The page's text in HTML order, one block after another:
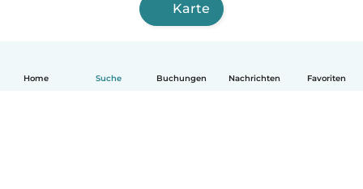
Home Suche Buchungen Nachrichten Favoriten
Karte